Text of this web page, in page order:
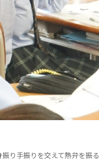
り手振りを交えて熱弁を振